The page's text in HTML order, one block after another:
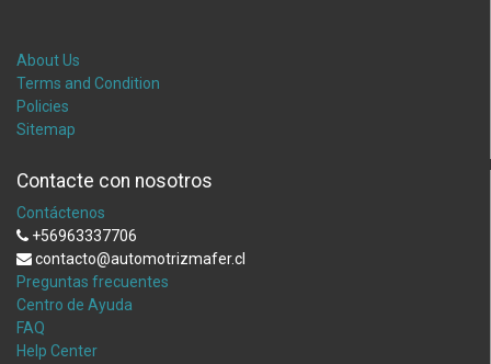
About Us
Terms and Condition
Policies
Sitemap
Contacte con nosotros
Contáctenos
+56963337706
contacto@automotrizmafer.cl
Preguntas frecuentes
Centro de Ayuda
FAQ
Help Center